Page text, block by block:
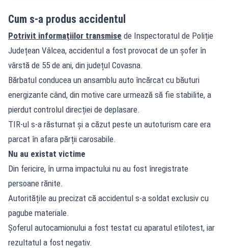
Cum s-a produs accidentul
Potrivit informațiilor transmise de Inspectoratul de Poliție
Județean Vâlcea, accidentul a fost provocat de un șofer în
vârstă de 55 de ani, din județul Covasna.
Bărbatul conducea un ansamblu auto încărcat cu băuturi
energizante când, din motive care urmează să fie stabilite, a
pierdut controlul direcției de deplasare.
TIR-ul s-a răsturnat și a căzut peste un autoturism care era
parcat în afara părții carosabile.
Nu au existat victime
Din fericire, în urma impactului nu au fost înregistrate
persoane rănite.
Autoritățile au precizat că accidentul s-a soldat exclusiv cu
pagube materiale.
Șoferul autocamionului a fost testat cu aparatul etilotest, iar
rezultatul a fost negativ.